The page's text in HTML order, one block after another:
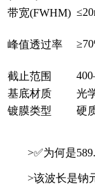
带宽(FWHM) ≤
峰值透过率
≥
截止范围
400
基底材质
光
镀膜类型
硬
>✅为何是
>该波长是钠